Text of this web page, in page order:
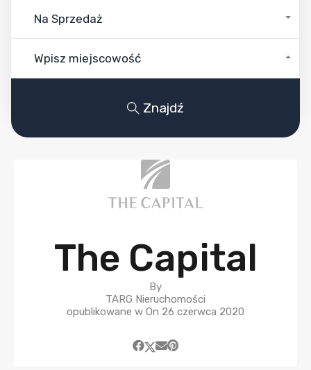
Na Sprzedaż
Wpisz miejscowość
Znajdź
The Capital
By
TARG Nieruchomości
opublikowane w On 26 czerwca 2020